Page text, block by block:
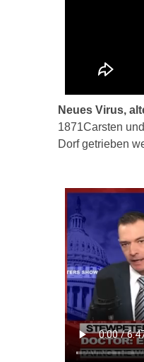
Neues Virus,
1871Carsten
Dorf getrieben